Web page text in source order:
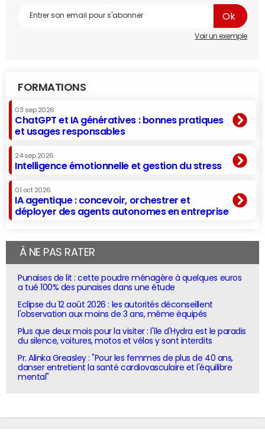
Voir un exemple
FORMATIONS
03 sep 2026
ChatGPT et IA génératives : bonnes pratiques
et usages responsables
24 sep 2026
Intelligence émotionnelle et gestion du stress
01 oct 2026
IA agentique : concevoir, orchestrer et
déployer des agents autonomes en entreprise
À NE PAS RATER
Punaises de lit : cette poudre ménagère à quelques euros
a tué 100% des punaises dans une étude
Eclipse du 12 août 2026 : les autorités déconseillent
l'observation aux moins de 3 ans, même équipés
Plus que deux mois pour la visiter : l'île d'Hydra est le paradis
du silence, voitures, motos et vélos y sont interdits
Pr. Alinka Greasley : "Pour les femmes de plus de 40 ans,
danser entretient la santé cardiovasculaire et l'équilibre
mental"